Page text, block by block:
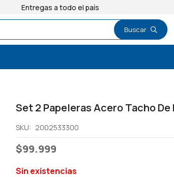
Entregas a todo el país
Set 2 Papeleras Acero Tacho De
SKU: 2002533300
$99.999
Sin existencias